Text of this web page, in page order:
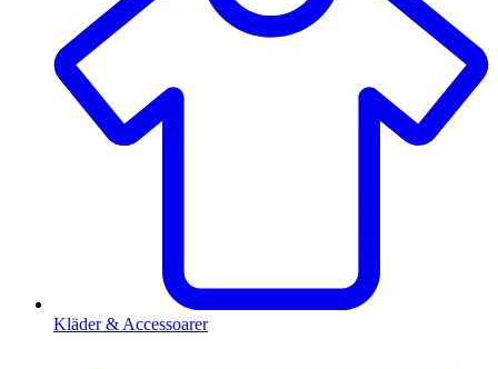
Kläder & Accessoarer